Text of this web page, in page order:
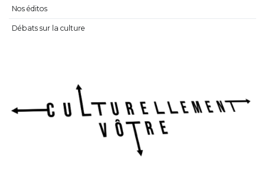
Nos éditos
Débats sur la culture